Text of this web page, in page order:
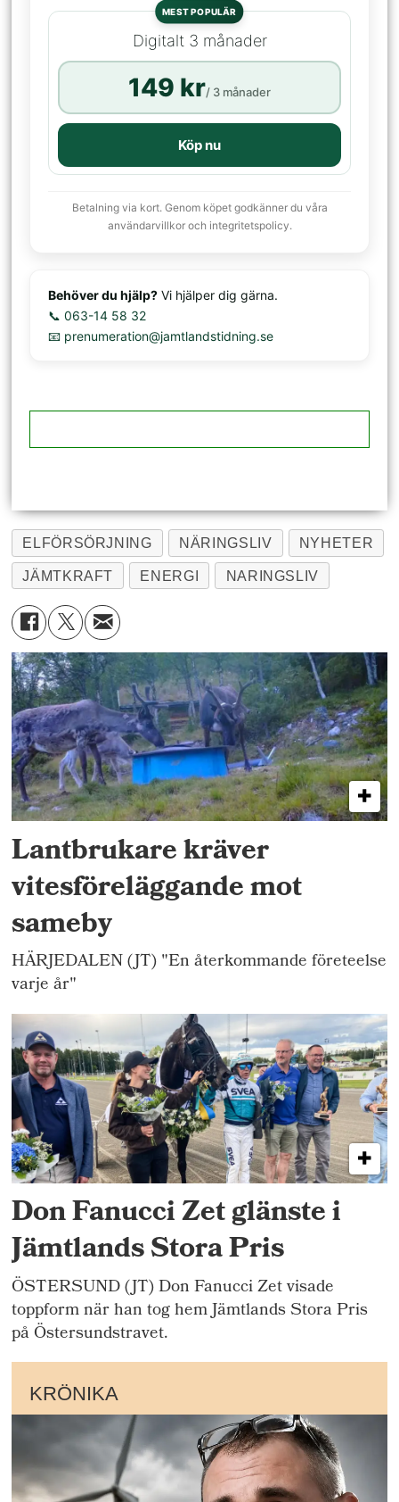
MEST POPULÄR
Digitalt 3 månader
149 kr/ 3 månader
Köp nu
Betalning via kort. Genom köpet godkänner du våra
användarvillkor och integritetspolicy.
Behöver du hjälp? Vi hjälper dig gärna.
📞 063-14 58 32
📧 prenumeration@jamtlandstidning.se
ELFÖRSÖRJNING NÄRINGSLIV NYHETER
JÄMTKRAFT ENERGI NARINGSLIV
Lantbrukare kräver
vitesföreläggande mot
sameby
HÄRJEDALEN (JT) "En återkommande företeelse
varje år"
Don Fanucci Zet glänste i
Jämtlands Stora Pris
ÖSTERSUND (JT) Don Fanucci Zet visade
toppform när han tog hem Jämtlands Stora Pris
på Östersundstravet.
KRÖNIKA